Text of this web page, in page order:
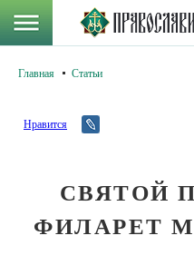
Главная Статьи
Нравится
СВЯТОЙ
ФИЛАРЕТ